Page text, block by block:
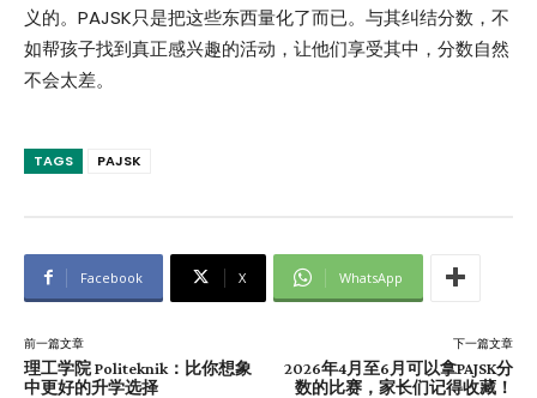
义的。PAJSK只是把这些东西量化了而已。与其纠结分数，不
如帮孩子找到真正感兴趣的活动，让他们享受其中，分数自然
不会太差。
TAGS PAJSK
Facebook X WhatsApp
前一篇文章
理工学院 Politeknik：比你想象
中更好的升学选择
下一篇文章
2026年4月至6月可以拿PAJSK分
数的比赛，家长们记得收藏！